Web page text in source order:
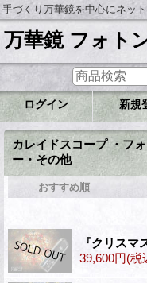
手づくり万華鏡を中心にネット
万華鏡 フォト
ログイン 新規
カレイドスコープ ・フ
ー・その他
おすすめ順
『クリスマ
39,600円(税